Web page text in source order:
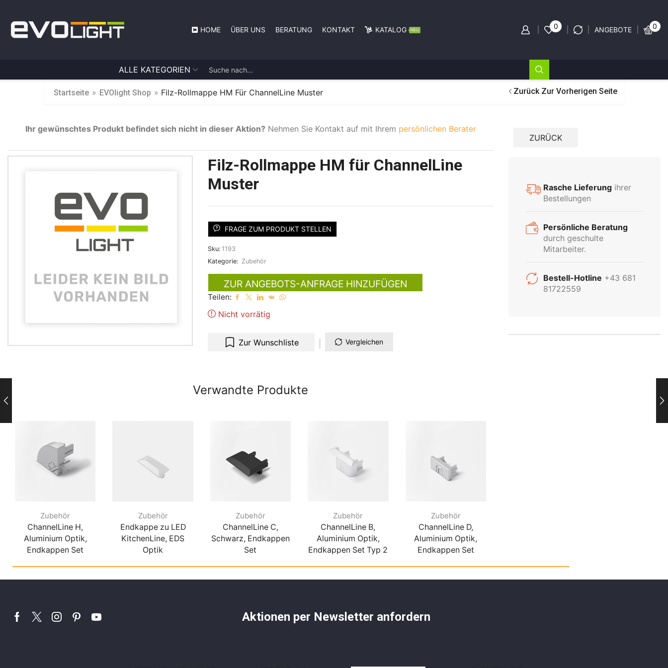
HOME ÜBER UNS BERATUNG KONTAKT KATALOG NEU 0 ANGEBOTE 0
ALLE KATEGORIEN
Zurück Zur Vorherigen Seite
Startseite » EVOlight Shop » Filz-Rollmappe HM Für ChannelLine Muster
Ihr gewünschtes Produkt befindet sich nicht in dieser Aktion?Nehmen Sie Kontakt auf mit Ihrem persönlichen Berater
Filz-Rollmappe HM für ChannelLine
Muster
FRAGE ZUM PRODUKT STELLEN
Sku: 1193
Kategorie: Zubehör
ZUR ANGEBOTS-ANFRAGE HINZUFÜGEN
Teilen:
Nicht vorrätig
Zur Wunschliste Vergleichen
Verwandte Produkte
Zubehör
ChannelLine H,
Aluminium Optik,
Endkappen Set
Zubehör
Endkappe zu LED
KitchenLine, EDS
Optik
Zubehör
ChannelLine C,
Schwarz, Endkappen
Set
Zubehör
ChannelLine B,
Aluminium Optik,
Endkappen Set Typ 2
Zubehör
ChannelLine D,
Aluminium Optik,
Endkappen Set
Rasche Lieferung ihrer
Bestellungen
Persönliche Beratung
durch geschulte
Mitarbeiter.
Bestell-Hotline +43 681
81722559
INDUSTRIE
gerne persönlich über unser
Aktionen per Newsletter anfordern